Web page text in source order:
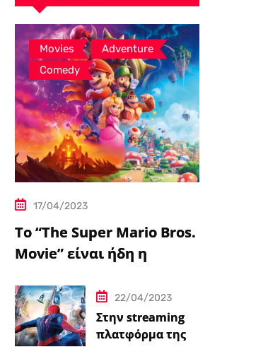
Movies , Adventure ,
Comedy
17/04/2023
Το “The Super Mario Bros.
Movie” είναι ήδη η
μεταφορά
βιντεοπαιχνιδιού στον
κινηματογράφο
22/04/2023
Στην streaming
πλατφόρμα της